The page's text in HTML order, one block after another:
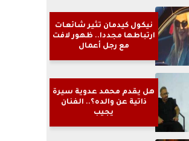
نيكول كيدمان تثير شائعات
ارتباطها مجددا.. ظهور لافت
مع رجل أعمال
هل يقدم محمد عدوية سيرة
ذاتية عن والده؟.. الفنان
يجيب